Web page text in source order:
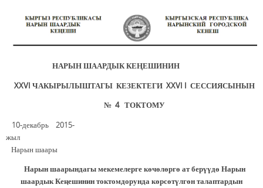
НАРЫН ШААРДЫК КЕҢЕШИНИН
XXVI ЧАКЫРЫЛЫШТАГЫ КЕЗЕКТЕГИ XXVI I СЕССИЯСЫНЫН
№ 4 ТОКТОМУ
10-декабрь 2015-
жыл
Нарын шаары
Нарын шаарындагы мекемелерге көчөлөргө ат берүүдө Нарын
шаардык Кеңешинин токтомдорунда көрсөтүлгөн талаптардын